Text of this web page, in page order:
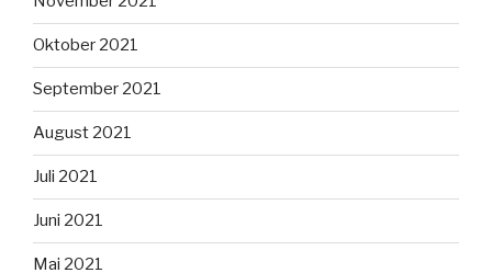
Oktober 2021
September 2021
August 2021
Juli 2021
Juni 2021
Mai 2021